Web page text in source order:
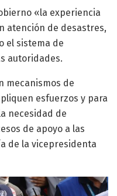
«la experiencia
atención de desastres,
el sistema de
autoridades.
mecanismos de
esfuerzos y para
necesidad de
de apoyo a las
de la vicepresidenta